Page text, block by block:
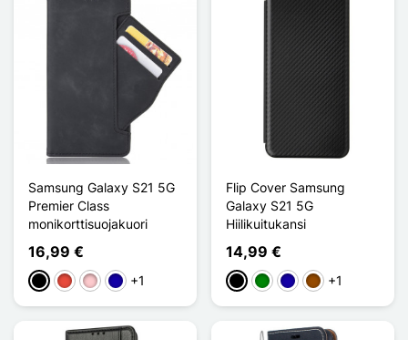
Samsung Galaxy S21 5G
Premier Class
monikorttisuojakuori
16,99 €
MustaPunainen
PinkkiBleu Foncé
+1
Flip Cover Samsung
Galaxy S21 5G
Hiilikuitukansi
14,99 €
MustaVihreäBleu Foncé
Ruskea
+1